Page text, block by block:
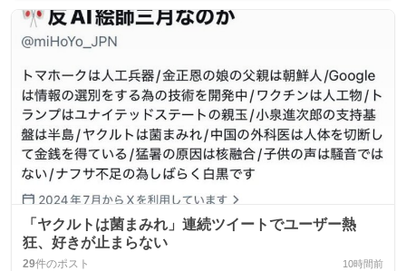
「ヤクルトは菌まみれ」連続ツイートでユーザー熱
狂、好きが止まらない
29件のポスト 10時間前